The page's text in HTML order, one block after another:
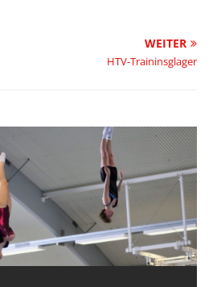
WEITER
HTV-Traininsglager